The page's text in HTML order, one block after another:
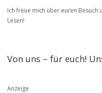
Ich freue mich über euren Besuch
Lesen!
Von uns – für euch!
Anzeige